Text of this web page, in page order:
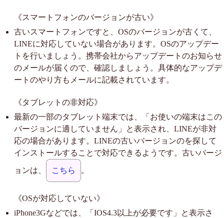
《スマートフォンのバージョンが古い》
古いスマートフォンですと、OSのバージョンが古くて、
LINEに対応していない場合があります。OSのアップデー
トを行いましょう。携帯会社からアップデートのお知らせ
のメールが届くので、確認しましょう。具体的なアップデ
ートのやり方もメールに記載されています。
《タブレットの非対応》
最新の一部のタブレット端末では、「お使いの端末はこの
バージョンに適していません」と表示され、LINEが非対
応の場合があります。LINEの古いバージョンのを探して
インストールすることで対応できるようです。古いバージ
ョンは、 こちら 。
《OSが対応していない》
iPhone3Gなどでは、「IOS4.3以上が必要です」と表示さ